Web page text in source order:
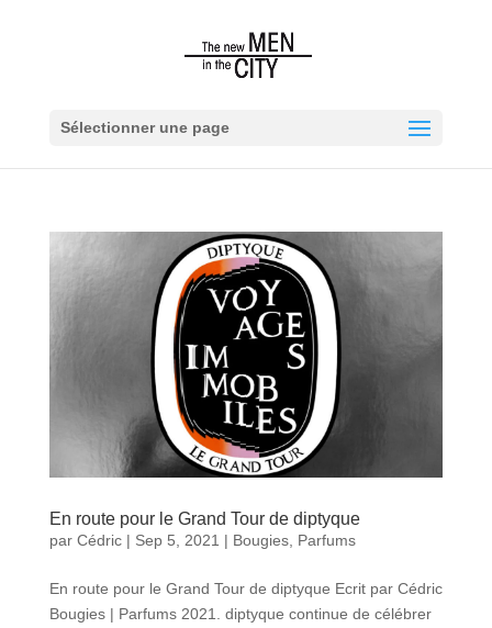
Sélectionner une page
En route pour le Grand Tour de diptyque
par Cédric| Sep 5, 2021 | Bougies, Parfums
En route pour le Grand Tour de diptyque Ecrit par Cédric
Bougies | Parfums 2021. diptyque continue de célébrer